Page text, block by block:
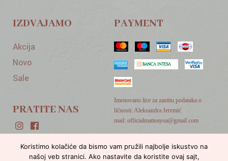
IZDVAJAMO
Akcija
Novo
Sale
PRATITE NAS
PAYMENT
Imenovano lice za zastitu podataka o
ličnosti: Aleksandra Jeremić
mail: officialmatteayoa@gmail.com
Developed byCubes
Koristimo kolačiće da bismo vam pružili najbolje iskustvo na
našoj veb stranici. Ako nastavite da koristite ovaj sajt,